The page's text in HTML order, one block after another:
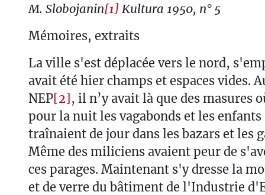
M. Slobojanin[1] Kultura 1950, n° 5
Mémoires, extraits
La ville s'est déplacée vers le nord,
avait été hier champs et espaces vides.
NEP[2], il n’y avait là que des masures
pour la nuit les vagabonds et les
traînaient de jour dans les bazars et les
Même des miliciens avaient peur de
ces parages. Maintenant s'y dresse la
et de verre du bâtiment de l'Industrie